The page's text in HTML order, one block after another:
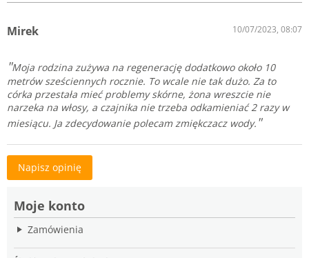
Moje konto
Zamówienia
Mirek 10/07/2023, 08:07
Moja rodzina zużywa na regenerację dodatkowo około 10
metrów sześciennych rocznie. To wcale nie tak dużo. Za to
córka przestała mieć problemy skórne, żona wreszcie nie
narzeka na włosy, a czajnika nie trzeba odkamieniać 2 razy w
miesiącu. Ja zdecydowanie polecam zmiękczacz wody.
Napisz opinię